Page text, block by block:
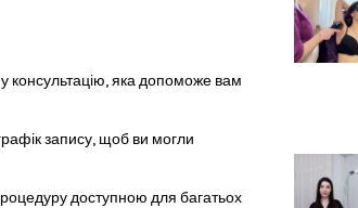
консультацію, яка допоможе вам
запису, щоб ви могли
доступною для багатьох